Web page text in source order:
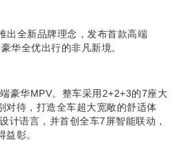
出全新品牌理念，发布首款高端
全优出行的非凡新境。
豪华MPV。整车采用2+2+3的7座大
对待，打造全车超大宽敞的舒适体
计语言，并首创全车7屏智能联动，
彰。